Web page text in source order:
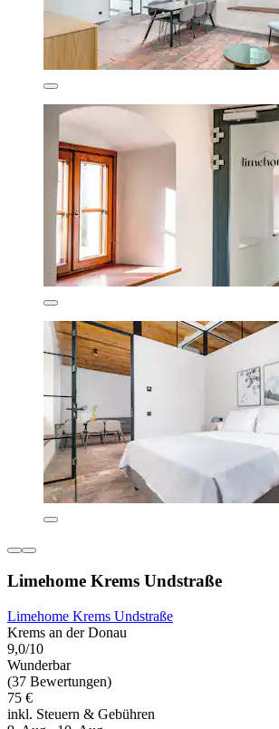
Limehome Krems Undstraße
Limehome Krems Undstraße
Krems an der Donau
9,0/10
Wunderbar
(37 Bewertungen)
75 €
inkl. Steuern & Gebühren